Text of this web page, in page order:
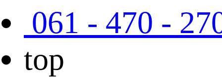
061 - 470 -
top